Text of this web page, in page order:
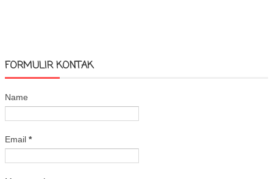
FORMULIR KONTAK
Name
Email *